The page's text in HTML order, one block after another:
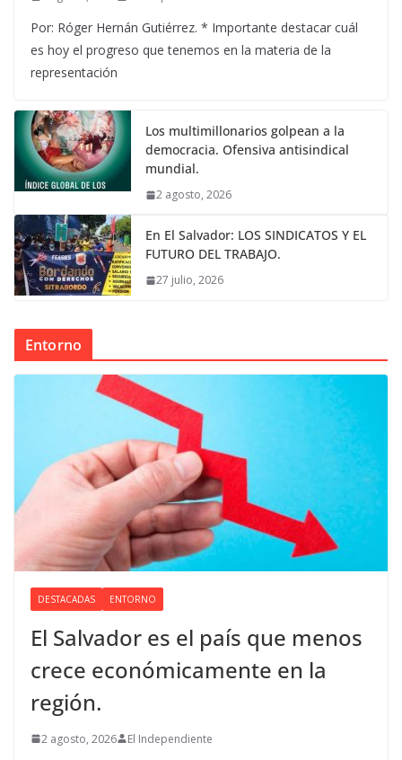
Por: Róger Hernán Gutiérrez. * Importante destacar cuál
es hoy el progreso que tenemos en la materia de la
representación
Los multimillonarios golpean a la
democracia. Ofensiva antisindical
mundial.
2 agosto, 2026
En El Salvador: LOS SINDICATOS Y EL
FUTURO DEL TRABAJO.
27 julio, 2026
Entorno
DESTACADAS ENTORNO
El Salvador es el país que menos
crece económicamente en la
región.
2 agosto, 2026 El Independiente